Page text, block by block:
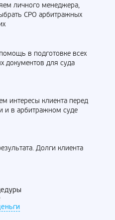
личного менеджера,
СРО арбитражных
в подготовке всех
документов для суда
интересы клиента перед
и в арбитражном суде
Долги клиента